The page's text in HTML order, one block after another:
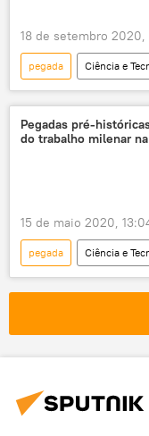
18 de setembro 2020,
pegada Ciência e
Notícias
homo sapiens
Península Arábica
Pegadas pré-
do trabalho milenar
15 de maio 2020,
pegada Ciência e
Notícias
divisão do trabalho